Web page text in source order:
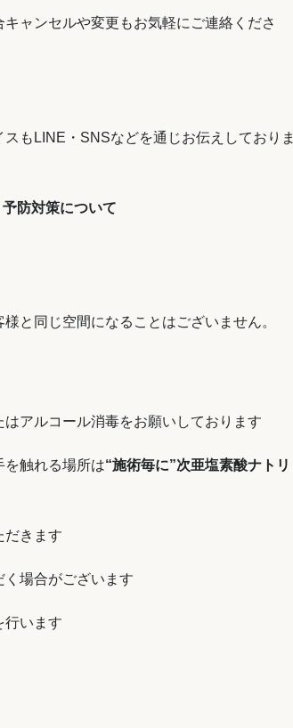
ャンセルや変更もお気軽にご連絡くださ
もLINE・SNSなどを通じお伝えしておりま
防対策について
と同じ空間になることはございません。
はアルコール消毒をお願いしております
触れる場所は“施術毎に”次亜塩素酸ナトリ
だきます
場合がございます
行います